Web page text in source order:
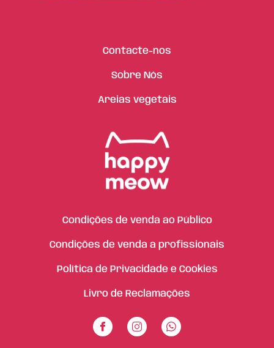
Contacte-nos
Sobre Nós
Areias vegetais
Condições de venda ao Público
Condições de venda a profissionais
Política de Privacidade e Cookies
Livro de Reclamações